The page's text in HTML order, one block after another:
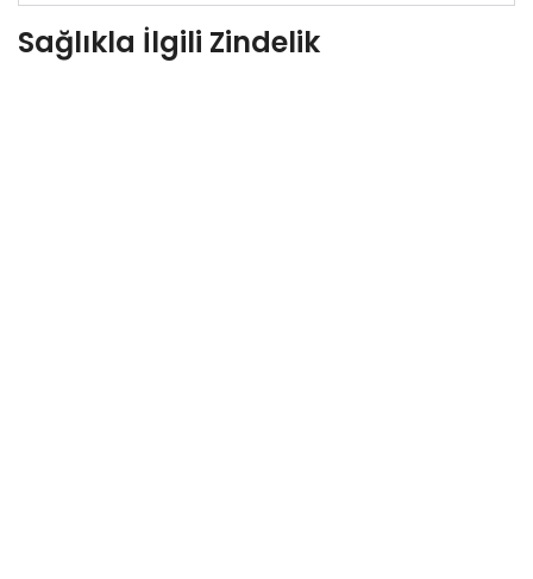
Sağlıkla İlgili Zindelik